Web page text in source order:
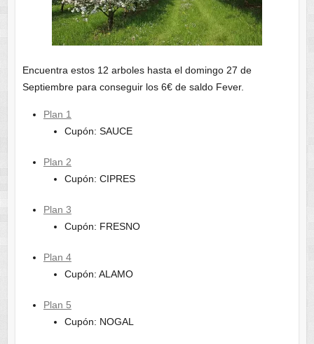
Encuentra estos 12 arboles hasta el domingo 27 de
Septiembre para conseguir los 6€ de saldo Fever.
Plan 1
Cupón: SAUCE
Plan 2
Cupón: CIPRES
Plan 3
Cupón: FRESNO
Plan 4
Cupón: ALAMO
Plan 5
Cupón: NOGAL